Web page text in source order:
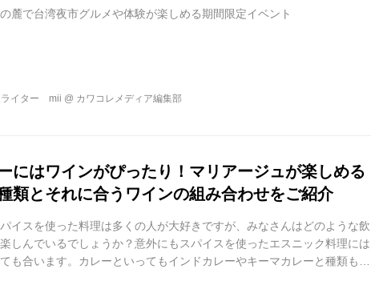
麓で台湾夜市グルメや体験が楽しめる期間限定イベント
ライター mii @ カワコレメディア編集部
にはワインがぴったり！マリアージュが楽しめる
類とそれに合うワインの組み合わせをご紹介
イスを使った料理は多くの人が大好きですが、みなさんはどのような飲
しんでいるでしょうか？意外にもスパイスを使ったエスニック料理には
も合います。カレーといってもインドカレーやキーマカレーと種類も豊
メルシャンの赤ワインと合うカレーについてタイプ別にそれぞれご紹介